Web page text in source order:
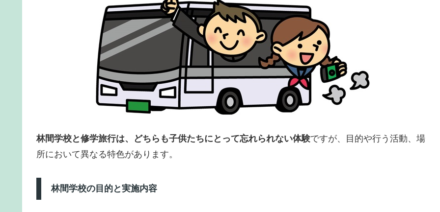
林間学校と修学旅行は、どちらも子供たちにとって忘れられない体験ですが、目的や行う活動、場
所において異なる特色があります。
林間学校の目的と実施内容